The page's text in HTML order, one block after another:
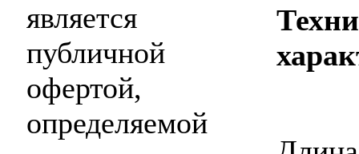
является
публичной
офертой,
определяемой